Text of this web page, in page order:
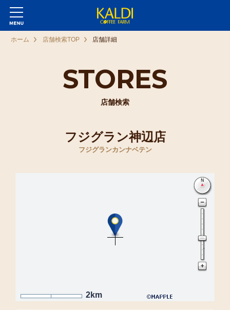
STORES
店舗検索
ホーム 店舗検索TOP 店舗詳細
フジグラン神辺店
フジグランカンナベテン
2km